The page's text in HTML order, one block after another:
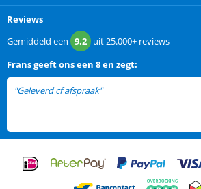
Reviews
Gemiddeld een 9.2 uit25.000+ reviews
Fransgeeft ons een 8 en zegt:
"Geleverd cf afspraak"